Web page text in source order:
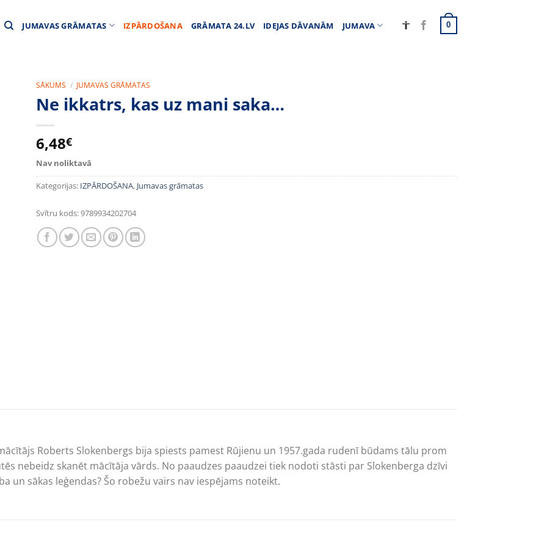
JUMAVAS GRĀMATAS IZPĀRDOŠANA GRĀMATA 24.LV IDEJAS DĀVANĀM JUMAVA 0
SĀKUMS / JUMAVAS GRĀMATAS
Ne ikkatrs, kas uz mani saka…
6,48€
Nav noliktavā
Kategorijas: IZPĀRDOŠANA, Jumavas grāmatas
Svītru kods:9789934202704
Roberts Slokenbergs bija spiests pamest Rūjienu un 1957.gada rudenī būdams tālu prom
nebeidz skanēt mācītāja vārds. No paaudzes paaudzei tiek nodoti stāsti par Slokenberga dzīvi
un sākas leģendas? Šo robežu vairs nav iespējams noteikt.